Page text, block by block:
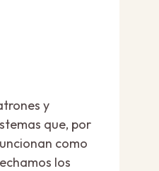
y
que, por
como
los